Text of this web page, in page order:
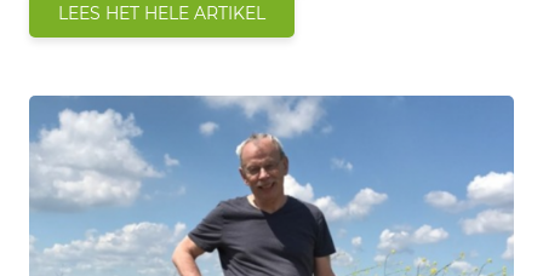
LEES HET HELE ARTIKEL